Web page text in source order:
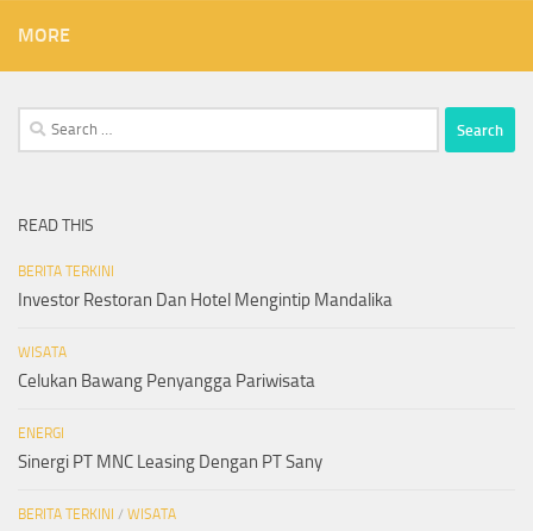
MORE
Search
for:
READ THIS
BERITA TERKINI
Investor Restoran Dan Hotel Mengintip Mandalika
WISATA
Celukan Bawang Penyangga Pariwisata
ENERGI
Sinergi PT MNC Leasing Dengan PT Sany
BERITA TERKINI / WISATA